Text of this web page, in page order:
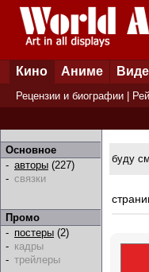
Кино Аниме
Рецензии и биографии
Основное
- авторы (227)
- связки
Промо
- постеры (2)
- кадры
- трейлеры
буду